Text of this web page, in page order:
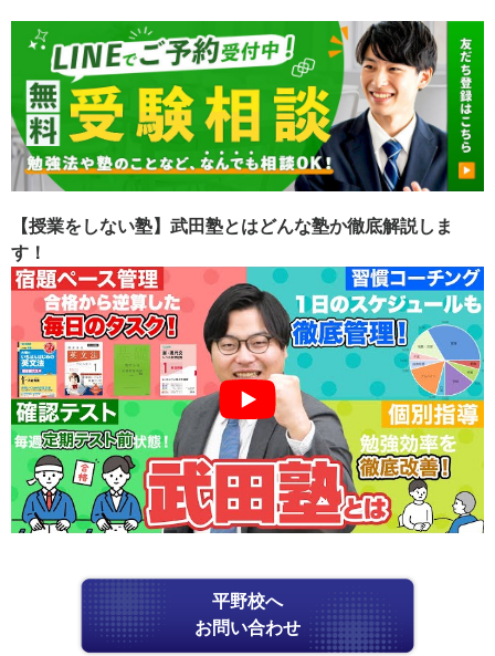
【授業をしない塾】武田塾とはどんな塾か徹底解説しま
す！
平野校へ
お問い合わせ